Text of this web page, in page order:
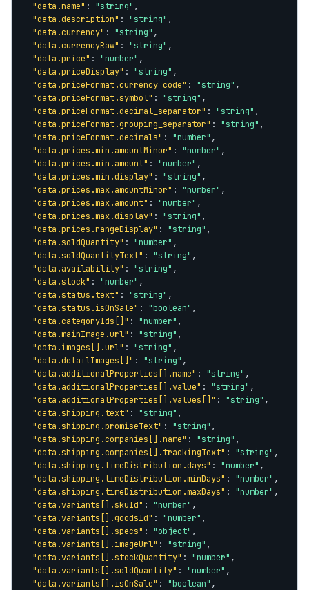
"data.name" : "string" ,
"data.description" : "string" ,
"data.currency" : "string" ,
"data.currencyRaw" : "string" ,
"data.price" : "number" ,
"data.priceDisplay" : "string" ,
"data.priceFormat.currency_code" : "string" ,
"data.priceFormat.symbol" : "string" ,
"data.priceFormat.decimal_separator" : "string" ,
"data.priceFormat.grouping_separator" : "string" ,
"data.priceFormat.decimals" : "number" ,
"data.prices.min.amountMinor" : "number" ,
"data.prices.min.amount" : "number" ,
"data.prices.min.display" : "string" ,
"data.prices.max.amountMinor" : "number" ,
"data.prices.max.amount" : "number" ,
"data.prices.max.display" : "string" ,
"data.prices.rangeDisplay" : "string" ,
"data.soldQuantity" : "number" ,
"data.soldQuantityText" : "string" ,
"data.availability" : "string" ,
"data.stock" : "number" ,
"data.status.text" : "string" ,
"data.status.isOnSale" : "boolean" ,
"data.categoryIds[]" : "number" ,
"data.mainImage.url" : "string" ,
"data.images[].url" : "string" ,
"data.detailImages[]" : "string" ,
"data.additionalProperties[].name" : "string" ,
"data.additionalProperties[].value" : "string" ,
"data.additionalProperties[].values[]" : "string" ,
"data.shipping.text" : "string" ,
"data.shipping.promiseText" : "string" ,
"data.shipping.companies[].name" : "string" ,
"data.shipping.companies[].trackingText" : "string" ,
"data.shipping.timeDistribution.days" : "number" ,
"data.shipping.timeDistribution.minDays" : "number" ,
"data.shipping.timeDistribution.maxDays" : "number" ,
"data.variants[].skuId" : "number" ,
"data.variants[].goodsId" : "number" ,
"data.variants[].specs" : "object" ,
"data.variants[].imageUrl" : "string" ,
"data.variants[].stockQuantity" : "number" ,
"data.variants[].soldQuantity" : "number" ,
"data.variants[].isOnSale" : "boolean" ,